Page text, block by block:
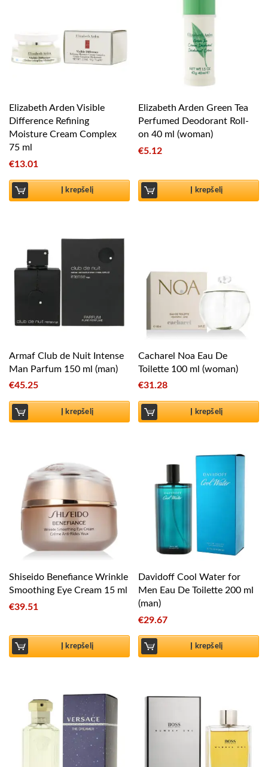
Elizabeth Arden Visible
Difference Refining
Moisture Cream Complex
75 ml
€13.01
Į krepšelį
Elizabeth Arden Green Tea
Perfumed Deodorant Roll-
on 40 ml (woman)
€5.12
Į krepšelį
Armaf Club de Nuit Intense
Man Parfum 150 ml (man)
€45.25
Į krepšelį
Cacharel Noa Eau De
Toilette 100 ml (woman)
€31.28
Į krepšelį
Shiseido Benefiance Wrinkle
Smoothing Eye Cream 15 ml
€39.51
Į krepšelį
Davidoff Cool Water for
Men Eau De Toilette 200 ml
(man)
€29.67
Į krepšelį